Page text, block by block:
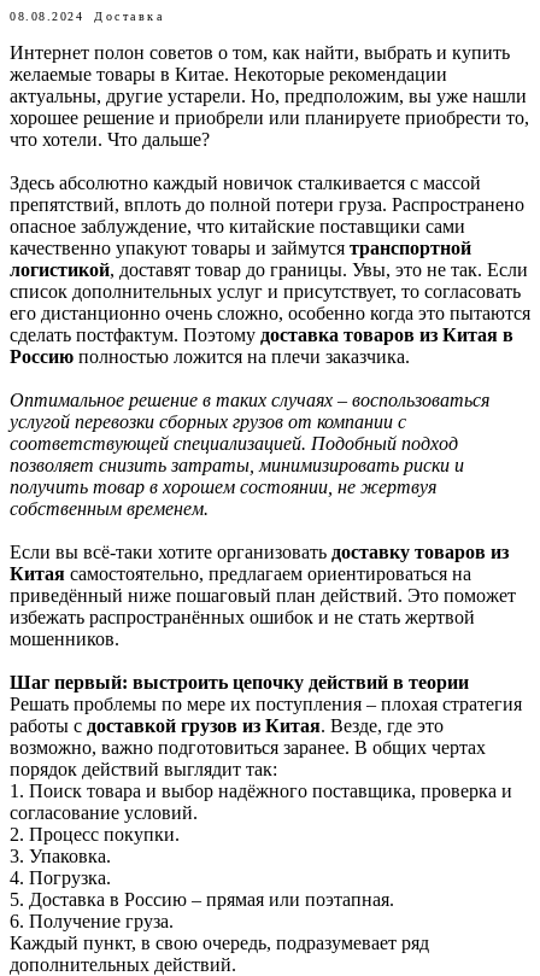
08.08.2024 Доставка
Интернет полон советов о том, как найти, выбрать и купить
желаемые товары в Китае. Некоторые рекомендации
актуальны, другие устарели. Но, предположим, вы уже нашли
хорошее решение и приобрели или планируете приобрести то,
что хотели. Что дальше?
Здесь абсолютно каждый новичок сталкивается с массой
препятствий, вплоть до полной потери груза. Распространено
опасное заблуждение, что китайские поставщики сами
качественно упакуют товары и займутся транспортной
логистикой, доставят товар до границы. Увы, это не так. Если
список дополнительных услуг и присутствует, то согласовать
его дистанционно очень сложно, особенно когда это пытаются
сделать постфактум. Поэтому доставка товаров из Китая в
Россию полностью ложится на плечи заказчика.
Оптимальное решение в таких случаях – воспользоваться
услугой перевозки сборных грузов от компании с
соответствующей специализацией. Подобный подход
позволяет снизить затраты, минимизировать риски и
получить товар в хорошем состоянии, не жертвуя
собственным временем.
Если вы всё-таки хотите организовать доставку товаров из
Китая самостоятельно, предлагаем ориентироваться на
приведённый ниже пошаговый план действий. Это поможет
избежать распространённых ошибок и не стать жертвой
мошенников.
Шаг первый: выстроить цепочку действий в теории
Решать проблемы по мере их поступления – плохая стратегия
работы с доставкой грузов из Китая. Везде, где это
возможно, важно подготовиться заранее. В общих чертах
порядок действий выглядит так:
1. Поиск товара и выбор надёжного поставщика, проверка и
согласование условий.
2. Процесс покупки.
3. Упаковка.
4. Погрузка.
5. Доставка в Россию – прямая или поэтапная.
6. Получение груза.
Каждый пункт, в свою очередь, подразумевает ряд
дополнительных действий.